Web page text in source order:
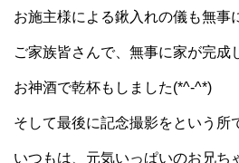
お施主様による鍬入れの儀も無事
ご家族皆さんで、無事に家が完成
お神酒で乾杯もしました(*^-^*)
そして最後に記念撮影をという所
いつもは、元気いっぱいのお兄ち